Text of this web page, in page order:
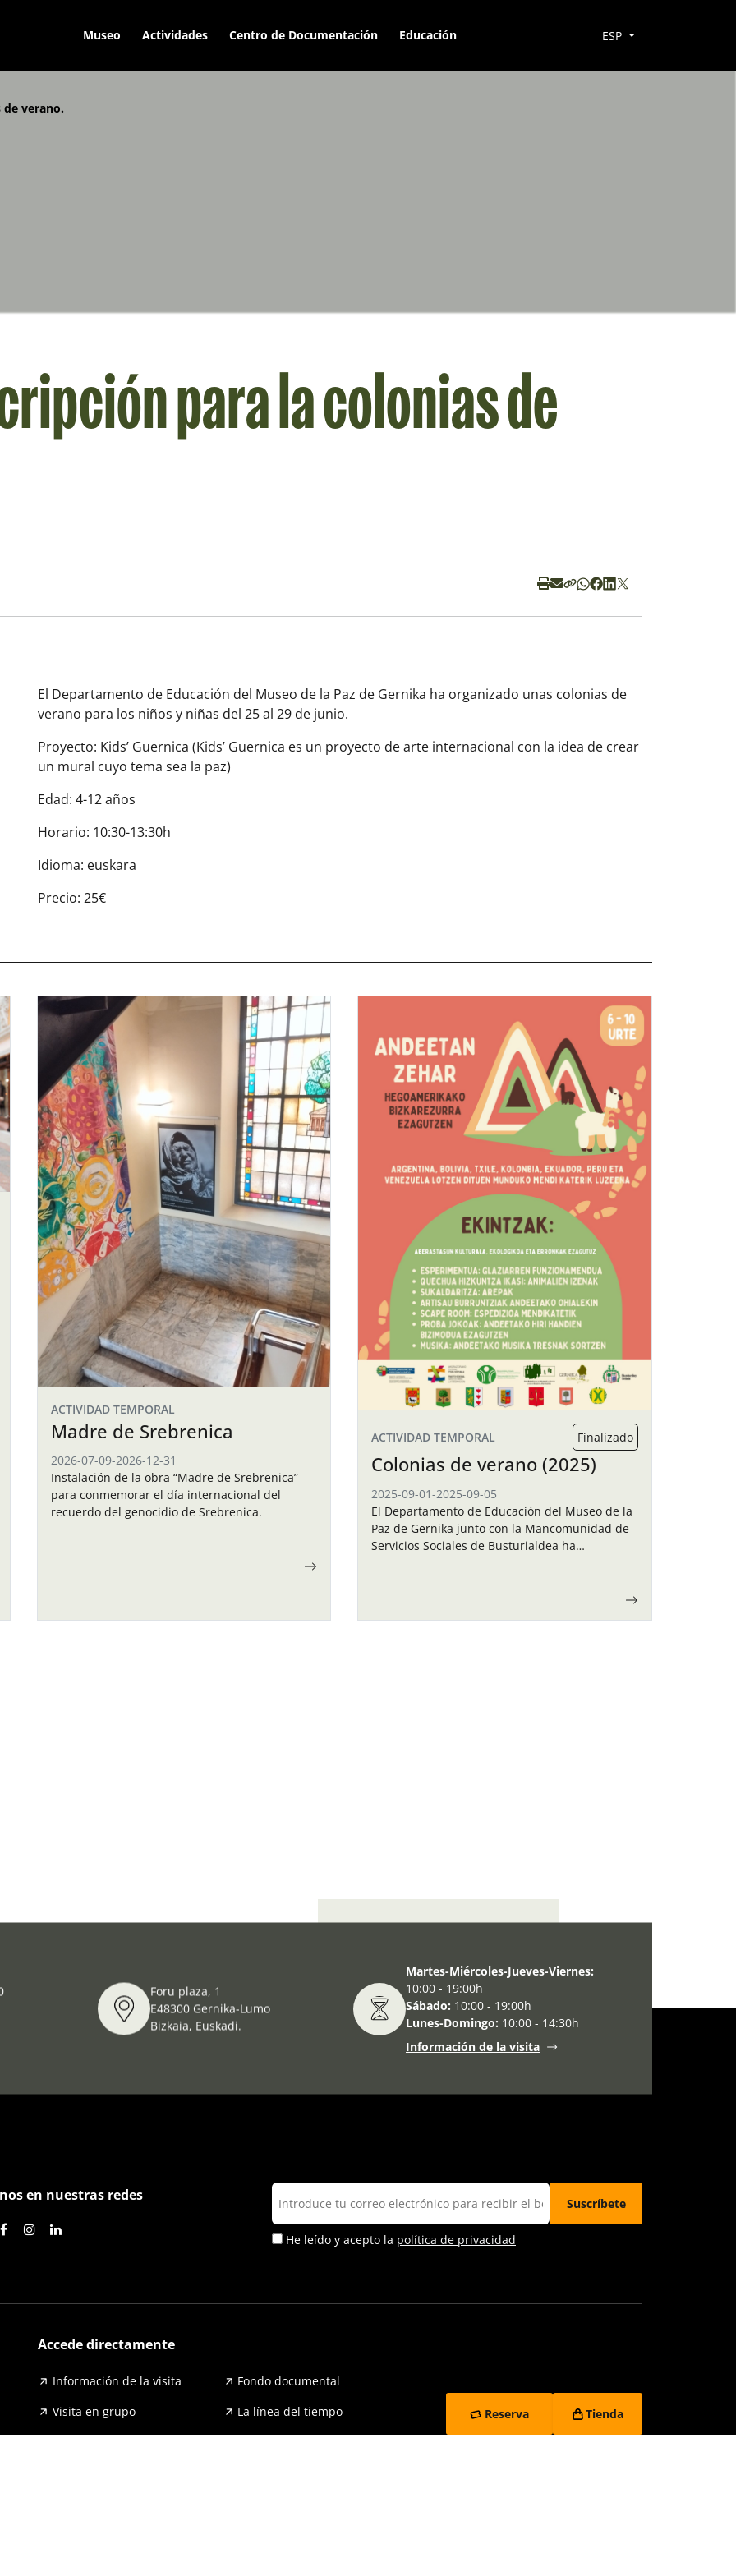
Museo Actividades Centro de Documentación Educación ESP
verano.
para la colonias de
El Departamento de Educación del Museo de la Paz de Gernika ha organizado unas colonias de
verano para los niños y niñas del 25 al 29 de junio.
Proyecto: Kids’ Guernica (Kids’ Guernica es un proyecto de arte internacional con la idea de crear
un mural cuyo tema sea la paz)
Edad: 4-12 años
Horario: 10:30-13:30h
Idioma: euskara
Precio: 25€
ACTIVIDAD TEMPORAL
Madre de Srebrenica
2026-07-09-2026-12-31
Instalación de la obra “Madre de Srebrenica”
para conmemorar el día internacional del
recuerdo del genocidio de Srebrenica.
ACTIVIDAD TEMPORAL Finalizado
Colonias de verano (2025)
2025-09-01-2025-09-05
El Departamento de Educación del Museo de la
Paz de Gernika junto con la Mancomunidad de
Servicios Sociales de Busturialdea ha
Foru plaza, 1
E48300 Gernika-Lumo
Bizkaia, Euskadi.
Martes-Miércoles-Jueves-Viernes:
10:00 - 19:00h
Sábado: 10:00 - 19:00h
Lunes-Domingo: 10:00 - 14:30h
Información de la visita
en nuestras redes
He leído y acepto la política de privacidad
Accede directamente
Información de la visita
Fondo documental
Visita en grupo
La línea del tiempo
Reserva Tienda